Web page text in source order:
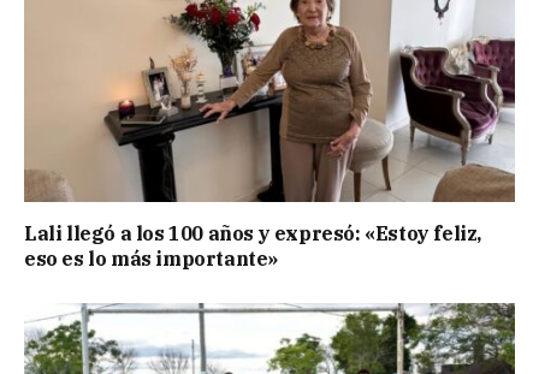
Lali llegó a los 100 años y expresó: «Estoy feliz,
eso es lo más importante»